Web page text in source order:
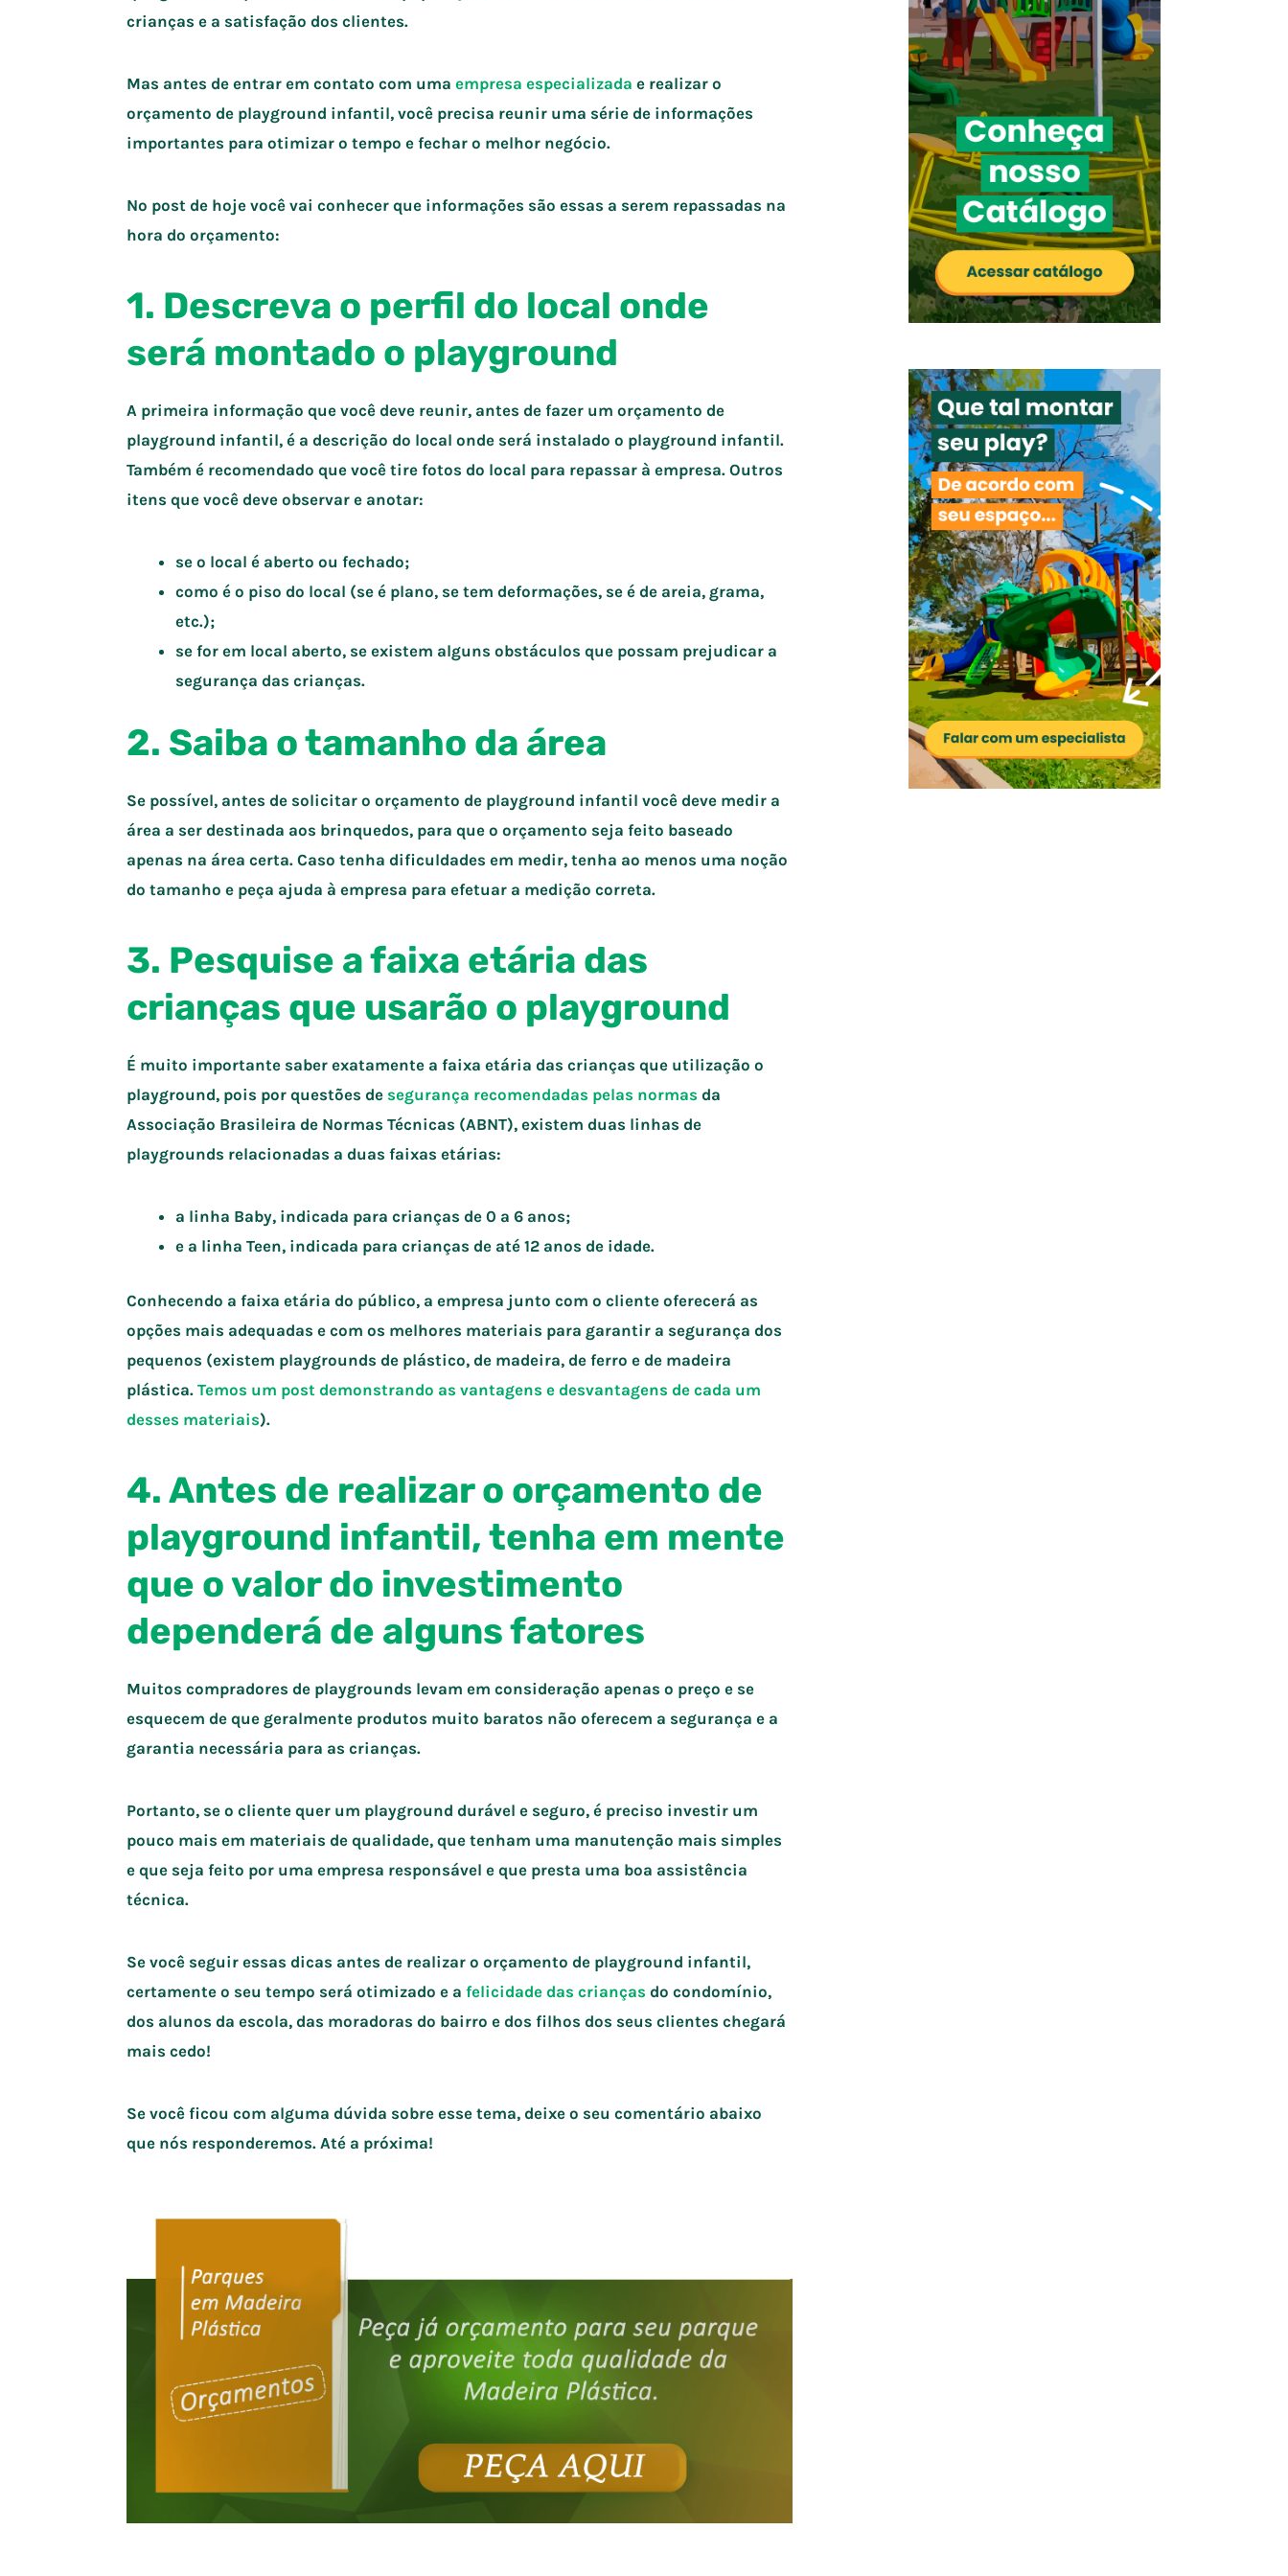
crianças e a satisfação dos clientes.
Mas antes de entrar em contato com uma empresa especializada e realizar o
orçamento de playground infantil, você precisa reunir uma série de informações
importantes para otimizar o tempo e fechar o melhor negócio.
No post de hoje você vai conhecer que informações são essas a serem repassadas na
hora do orçamento:
1. Descreva o perfil do local onde
será montado o playground
A primeira informação que você deve reunir, antes de fazer um orçamento de
playground infantil, é a descrição do local onde será instalado o playground infantil.
Também é recomendado que você tire fotos do local para repassar à empresa. Outros
itens que você deve observar e anotar:
se o local é aberto ou fechado;
como é o piso do local (se é plano, se tem deformações, se é de areia, grama,
etc.);
se for em local aberto, se existem alguns obstáculos que possam prejudicar a
segurança das crianças.
2. Saiba o tamanho da área
Se possível, antes de solicitar o orçamento de playground infantil você deve medir a
área a ser destinada aos brinquedos, para que o orçamento seja feito baseado
apenas na área certa. Caso tenha dificuldades em medir, tenha ao menos uma noção
do tamanho e peça ajuda à empresa para efetuar a medição correta.
3. Pesquise a faixa etária das
crianças que usarão o playground
É muito importante saber exatamente a faixa etária das crianças que utilização o
playground, pois por questões de segurança recomendadas pelas normas da
Associação Brasileira de Normas Técnicas (ABNT), existem duas linhas de
playgrounds relacionadas a duas faixas etárias:
a linha Baby, indicada para crianças de 0 a 6 anos;
e a linha Teen, indicada para crianças de até 12 anos de idade.
Conhecendo a faixa etária do público, a empresa junto com o cliente oferecerá as
opções mais adequadas e com os melhores materiais para garantir a segurança dos
pequenos (existem playgrounds de plástico, de madeira, de ferro e de madeira
plástica. Temos um post demonstrando as vantagens e desvantagens de cada um
desses materiais).
4. Antes de realizar o orçamento de
playground infantil, tenha em mente
que o valor do investimento
dependerá de alguns fatores
Muitos compradores de playgrounds levam em consideração apenas o preço e se
esquecem de que geralmente produtos muito baratos não oferecem a segurança e a
garantia necessária para as crianças.
Portanto, se o cliente quer um playground durável e seguro, é preciso investir um
pouco mais em materiais de qualidade, que tenham uma manutenção mais simples
e que seja feito por uma empresa responsável e que presta uma boa assistência
técnica.
Se você seguir essas dicas antes de realizar o orçamento de playground infantil,
certamente o seu tempo será otimizado e a felicidade das crianças do condomínio,
dos alunos da escola, das moradoras do bairro e dos filhos dos seus clientes chegará
mais cedo!
Se você ficou com alguma dúvida sobre esse tema, deixe o seu comentário abaixo
que nós responderemos. Até a próxima!